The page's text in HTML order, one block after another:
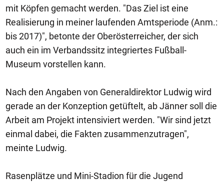
mit Köpfen gemacht werden. "Das Ziel ist eine
Realisierung in meiner laufenden Amtsperiode (Anm.:
bis 2017)", betonte der Oberösterreicher, der sich
auch ein im Verbandssitz integriertes Fußball-
Museum vorstellen kann.
Nach den Angaben von Generaldirektor Ludwig wird
gerade an der Konzeption getüftelt, ab Jänner soll die
Arbeit am Projekt intensiviert werden. "Wir sind jetzt
einmal dabei, die Fakten zusammenzutragen",
meinte Ludwig.
Rasenplätze und Mini-Stadion für die Jugend